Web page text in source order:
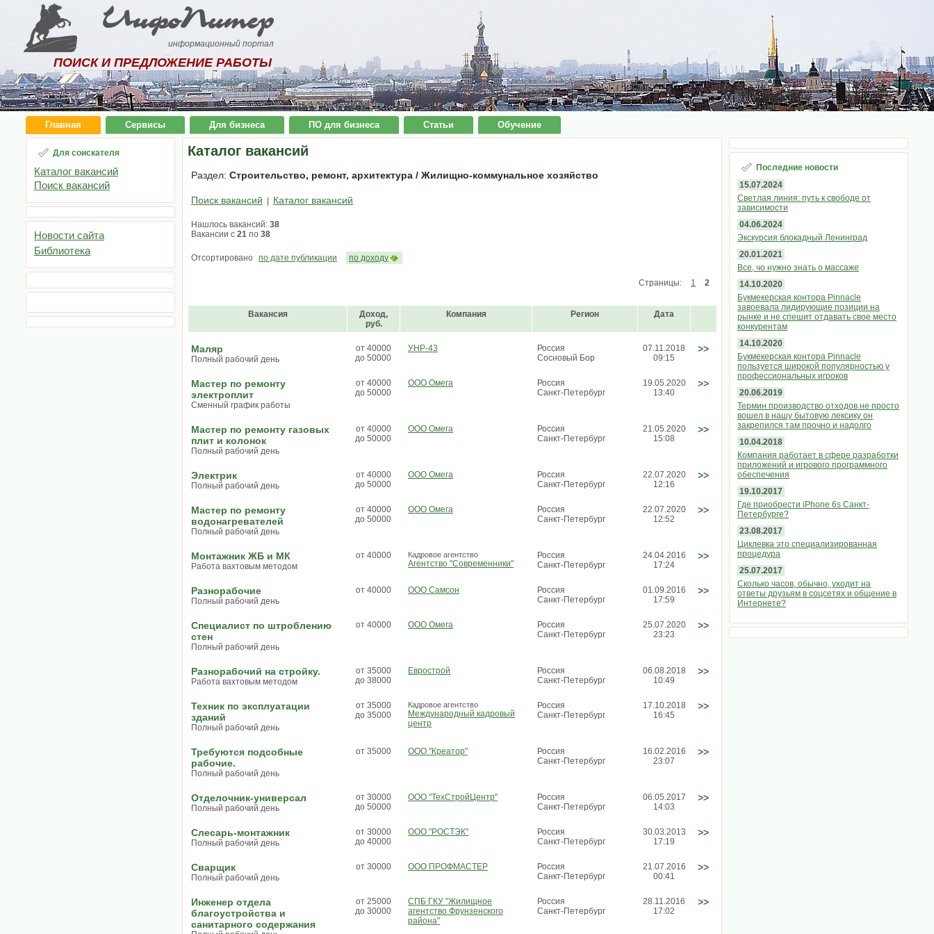
ИнфоПитер
информационный портал
ПОИСК И ПРЕДЛОЖЕНИЕ РАБОТЫ
Главная Сервисы Для бизнеса ПО для бизнеса Статьи Обучение
Для соискателя
Каталог вакансий
Поиск вакансий
Новости сайта
Библиотека
Каталог вакансий
Раздел: Строительство, ремонт, архитектура / Жилищно-коммунальное хозяйство
Поиск вакансий Каталог вакансий
Нашлось вакансий: 38
Вакансии с 21 по 38
Отсортировано по дате публикации по доходу
Страницы: 1 2
Вакансия
Доход,
руб.
Компания Регион Дата
Маляр
Полный рабочий день
от 40000
до 50000
УНР-43
Россия
Сосновый Бор
07.11.2018
09:15
>>
Мастер по ремонту
электроплит
Сменный график работы
от 40000
до 50000
ООО Омега
Россия
Санкт-Петербург
19.05.2020
13:40
>>
Мастер по ремонту газовых
плит и колонок
Полный рабочий день
от 40000
до 50000
ООО Омега
Россия
Санкт-Петербург
21.05.2020
15:08
>>
Электрик
Полный рабочий день
от 40000
до 50000
ООО Омега
Россия
Санкт-Петербург
22.07.2020
12:16
>>
Мастер по ремонту
водонагревателей
Полный рабочий день
от 40000
до 50000
ООО Омега
Россия
Санкт-Петербург
22.07.2020
12:52
>>
Монтажник ЖБ и МК
Работа вахтовым методом
от 40000 Кадровое агентство
Агентство "Современники"
Россия
Санкт-Петербург
24.04.2016
17:24
>>
Разнорабочие
Полный рабочий день
от 40000 ООО Самсон
Россия
Санкт-Петербург
01.09.2016
17:59
>>
Специалист по штроблению
стен
Полный рабочий день
от 40000 ООО Омега
Россия
Санкт-Петербург
25.07.2020
23:23
>>
Разнорабочий на стройку.
Работа вахтовым методом
от 35000
до 38000
Еврострой
Россия
Санкт-Петербург
06.08.2018
10:49
>>
Техник по эксплуатации
зданий
Полный рабочий день
от 35000
до 35000
Кадровое агентство
Международный кадровый
центр
Россия
Санкт-Петербург
17.10.2018
16:45
>>
Требуются подсобные
рабочие.
Полный рабочий день
от 35000 ООО "Креатор"
Россия
Санкт-Петербург
16.02.2016
23:07
>>
Отделочник-универсал
Полный рабочий день
от 30000
до 50000
ООО "ТехСтройЦентр"
Россия
Санкт-Петербург
06.05.2017
14:03
>>
Слесарь-монтажник
Полный рабочий день
от 30000
до 40000
ООО "РОСТЭК"
Россия
Санкт-Петербург
30.03.2013
17:19
>>
Сварщик
Полный рабочий день
от 30000 ООО ПРОФМАСТЕР
Россия
Санкт-Петербург
21.07.2016
00:41
>>
Инженер отдела
благоустройства и
санитарного содержания
от 25000
до 30000
СПБ ГКУ "Жилищное
агентство Фрунзенского
района"
Россия
Санкт-Петербург
28.11.2016
17:02
>>
Последние новости
15.07.2024
Светлая линия: путь к свободе от
зависимости
04.06.2024
Экскурсия блокадный Ленинград
20.01.2021
Все, чо нужно знать о массаже
14.10.2020
Букмекерская контора Pinnacle
завоевала лидирующие позиции на
рынке и не спешит отдавать свое место
конкурентам
14.10.2020
Букмекерская контора Pinnacle
пользуется широкой популярностью у
профессиональных игроков
20.06.2019
Термин производство отходов не просто
вошел в нашу бытовую лексику он
закрепился там прочно и надолго
10.04.2018
Компания работает в сфере разработки
приложений и игрового программного
обеспечения
19.10.2017
Где приобрести iPhone 6s Санкт-
Петербурге?
23.08.2017
Циклевка это специализированная
процедура
25.07.2017
Сколько часов, обычно, уходит на
ответы друзьям в соцсетях и общение в
Интернете?